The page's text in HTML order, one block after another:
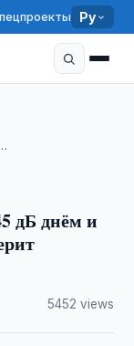
Ру
дБ днём и
5452 views